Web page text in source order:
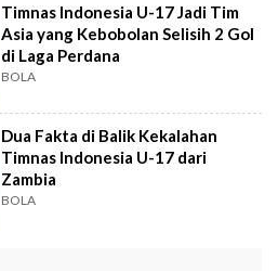
Timnas Indonesia U-17 Jadi Tim
Asia yang Kebobolan Selisih 2 Gol
di Laga Perdana
BOLA
Dua Fakta di Balik Kekalahan
Timnas Indonesia U-17 dari
Zambia
BOLA